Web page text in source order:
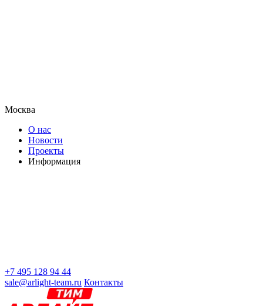
Москва
О нас
Новости
Проекты
Информация
+7 495 128 94 44
sale@arlight-team.ru Контакты